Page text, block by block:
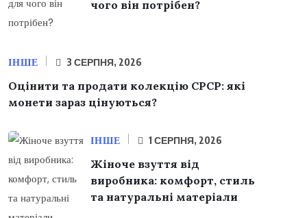
чого він потрібен?
ІНШЕ 3 СЕРПНЯ, 2026
Оцінити та продати колекцію СРСР: які
монети зараз цінуються?
ІНШЕ 1 СЕРПНЯ, 2026
Жіноче взуття від
виробника: комфорт, стиль
та натуральні матеріали